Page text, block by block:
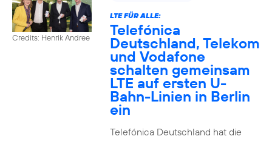
Credits: Henrik Andree
LTE FÜR ALLE:
Telefónica
Deutschland, Telekom
und Vodafone
schalten gemeinsam
LTE auf ersten U-
Bahn-Linien in Berlin
ein
Telefónica Deutschland hat die